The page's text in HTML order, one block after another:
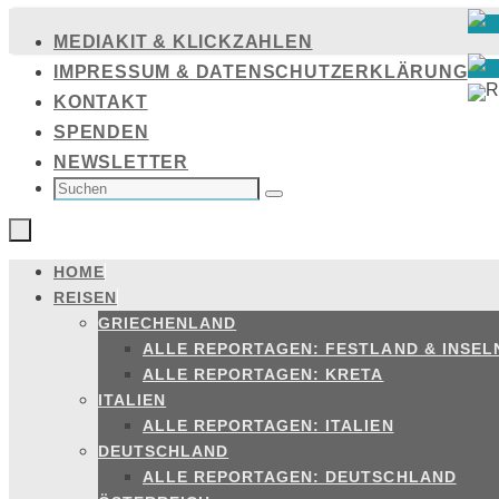
Inhalt
springen
MEDIAKIT & KLICKZAHLEN
IMPRESSUM & DATENSCHUTZERKLÄRUNG
KONTAKT
SPENDEN
NEWSLETTER
SUCHEN
NACH: Suchen
Zum
Inhalt
springen
HOME
REISEN
GRIECHENLAND
ALLE REPORTAGEN: FESTLAND &
ALLE REPORTAGEN: KRETA
ITALIEN
ALLE REPORTAGEN: ITALIEN
DEUTSCHLAND
ALLE REPORTAGEN: DEUTSCHLAND